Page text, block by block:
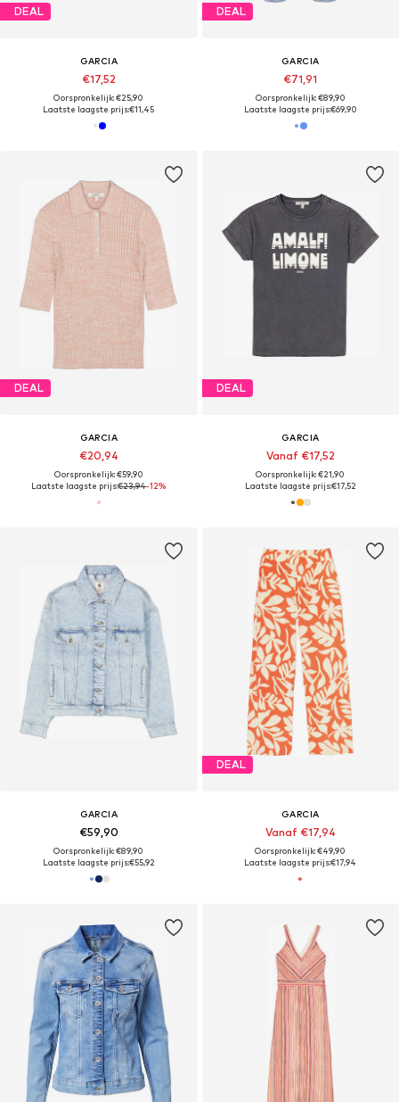
DEAL
GARCIA
€17,52
Oorspronkelijk: €25,90
Laatste laagste prijs:€11,45
DEAL
GARCIA
€71,91
Oorspronkelijk: €89,90
Laatste laagste prijs:€69,90
DEAL
GARCIA
€20,94
Oorspronkelijk: €59,90
Laatste laagste prijs:€23,94-12%
DEAL
GARCIA
Vanaf €17,52
Oorspronkelijk: €21,90
Laatste laagste prijs:€17,52
GARCIA
€59,90
Oorspronkelijk: €89,90
Laatste laagste prijs:€55,92
DEAL
GARCIA
Vanaf €17,94
Oorspronkelijk: €49,90
Laatste laagste prijs:€17,94